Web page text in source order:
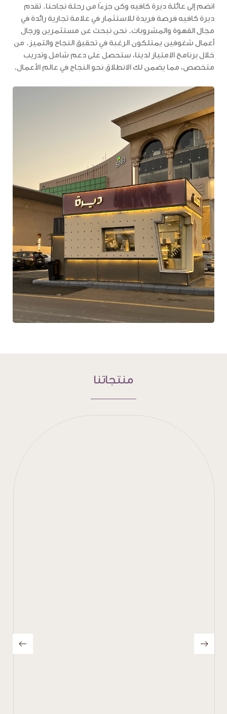
انضم إلى عائلة ديرة كافيه وكن جزءًا من رحلة نجاحنا. تقدم
ديرة كافيه فرصة فريدة للاستثمار في علامة تجارية رائدة في
مجال القهوة والمشروبات. نحن نبحث عن مستثمرين ورجال
أعمال شغوفين يمتلكون الرغبة في تحقيق النجاح والتميز. من
خلال برنامج الامتياز لدينا، ستحصل على دعم شامل وتدريب
متخصص، مما يضمن لك الانطلاق نحو النجاح في عالم الأعمال.
منتجاتنا